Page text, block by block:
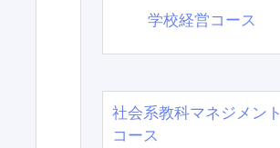
学校経営コース
社会系教科マネジメント
コース